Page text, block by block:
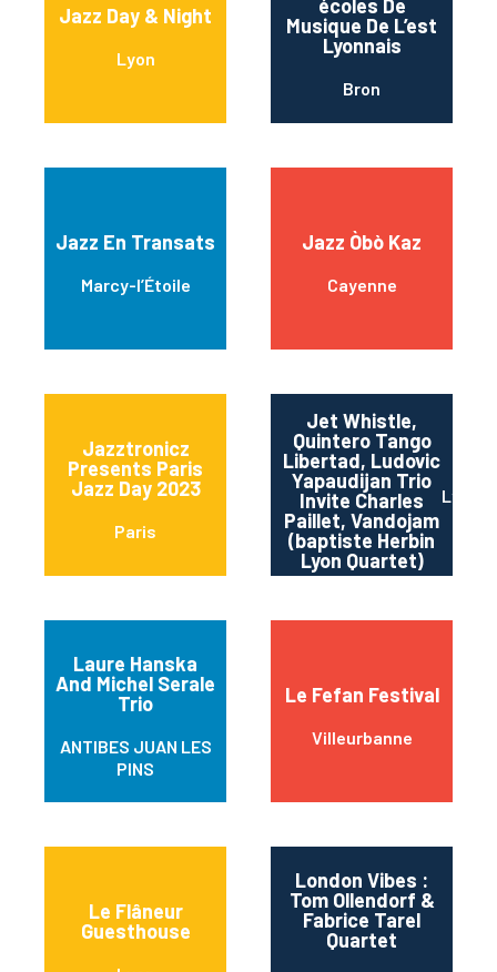
Jazz Day & Night
Lyon
écoles De
Musique De L’est
Lyonnais
Bron
Jazz En Transats
Marcy-l’Étoile
Jazz Òbò Kaz
Cayenne
Jazztronicz
Presents Paris
Jazz Day 2023
Paris
Jet Whistle,
Quintero Tango
Libertad, Ludovic
Yapaudijan Trio
Invite Charles
Paillet, Vandojam
(baptiste Herbin
Lyon Quartet)
Lyon
Laure Hanska
And Michel Serale
Trio
ANTIBES JUAN LES
PINS
Le Fefan Festival
Villeurbanne
Le Flâneur
Guesthouse
London Vibes :
Tom Ollendorf &
Fabrice Tarel
Quartet